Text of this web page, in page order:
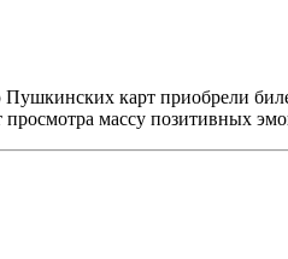
карт приобрели
просмотра массу позитивных